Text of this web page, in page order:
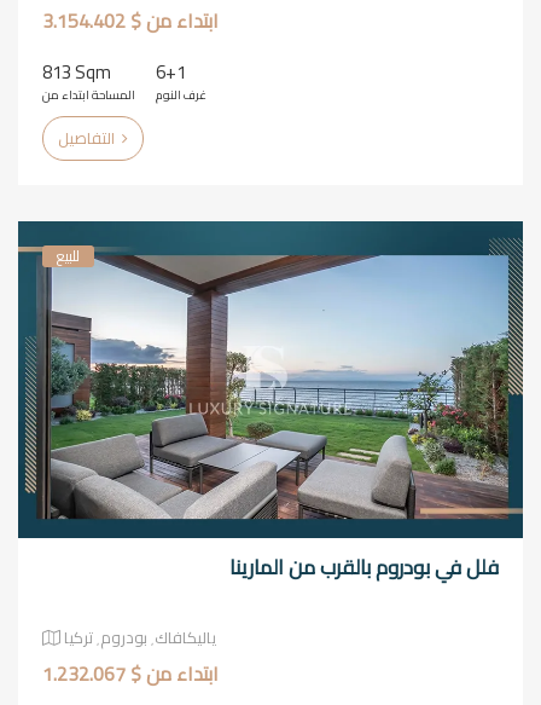
ابتداء من $ 3.154.402
813 Sqm
المساحة ابتداء من
6+1
غرف النوم
للبيع
فلل في بودروم بالقرب من المارينا
ياليكافاك٬ بودروم٬ تركيا
ابتداء من $ 1.232.067